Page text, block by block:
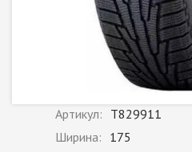
Артикул: T829911
Ширина: 175